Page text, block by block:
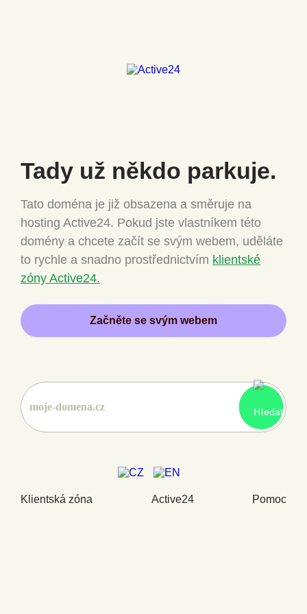
Tady už někdo parkuje.
Tato doména je již obsazena a směruje na
hosting Active24. Pokud jste vlastníkem této
domény a chcete začít se svým webem, uděláte
to rychle a snadno prostřednictvím klientské
zóny Active24.
Začněte se svým webem
Klientská zóna Active24 Pomoc